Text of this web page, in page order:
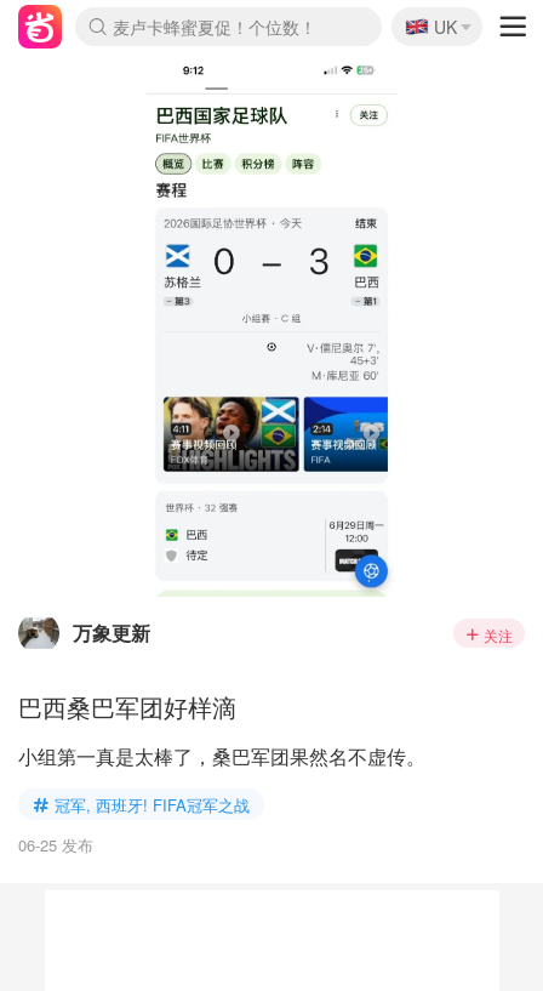
麦卢卡蜂蜜夏促！个位数！
Prada/Miu 4.8折！
啥？必胜客披萨5折！
🇬🇧
UK
万象更新 关注
巴西桑巴军团好样滴
小组第一真是太棒了，桑巴军团果然名不虚传。
冠军, 西班牙! FIFA冠军之战
06-25 发布